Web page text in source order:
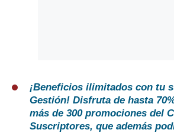
¡Beneficios ilimitados con tu
Gestión! Disfruta de hasta
más de 300 promociones del
Suscriptores, que además